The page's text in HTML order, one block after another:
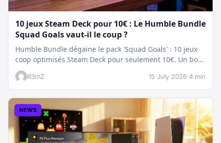
10 jeux Steam Deck pour 10€ : Le Humble Bundle
Squad Goals vaut-il le coup ?
Humble Bundle dégaine le pack 'Squad Goals' : 10 jeux
coop optimisés Steam Deck pour seulement 10€. Un bon
plan…
R3mZ 15 July 2026·4 min
NEWS